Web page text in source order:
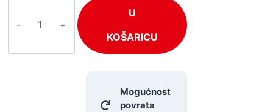
K4L240
U
KOŠARICU
Mogućnost
povrata